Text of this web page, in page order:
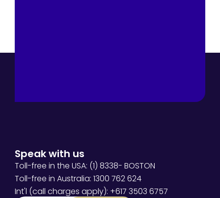
Speak with us
Toll-free in the USA: (1) 8338- BOSTON
Toll-free in Australia: 1300 762 624
Int'l (call charges apply): +617 3503 6757